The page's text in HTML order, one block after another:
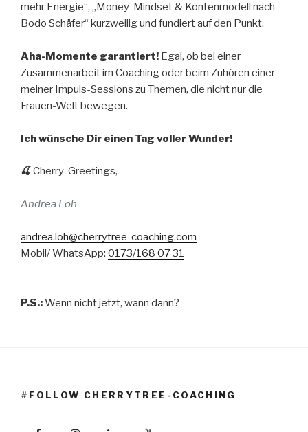
mehr Energie“, „Money-Mindset & Kontenmodell nach
Bodo Schäfer“ kurzweilig und fundiert auf den Punkt.
Aha-Momente garantiert! Egal, ob bei einer
Zusammenarbeit im Coaching oder beim Zuhören einer
meiner Impuls-Sessions zu Themen, die nicht nur die
Frauen-Welt bewegen.
Ich wünsche Dir einen Tag voller Wunder!
🍒Cherry-Greetings,
Andrea Loh
andrea.loh@cherrytree-coaching.com
Mobil/ WhatsApp: 0173/168 07 31
P.S.:Wenn nicht jetzt, wann dann?
#FOLLOW CHERRYTREE-COACHING